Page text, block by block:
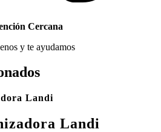
Cercana
y te ayudamos
Landi